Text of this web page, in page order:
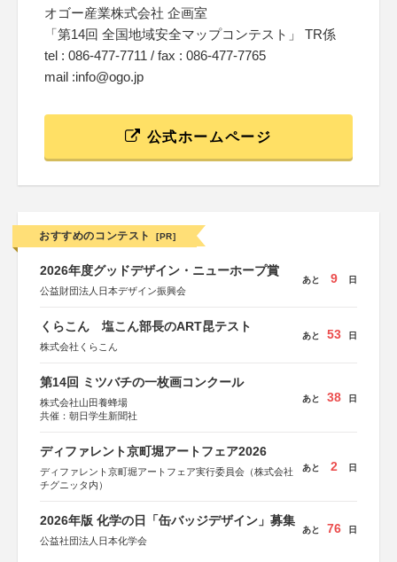
オゴー産業株式会社 企画室
「第14回 全国地域安全マップコンテスト」 TR係
tel : 086-477-7711 / fax : 086-477-7765
mail :info@ogo.jp
公式ホームページ
おすすめのコンテスト [PR]
2026年度グッドデザイン・ニューホープ賞
公益財団法人日本デザイン振興会
あと 9 日
くらこん 塩こん部長のART昆テスト
株式会社くらこん
あと 53 日
第14回 ミツバチの一枚画コンクール
株式会社山田養蜂場
共催：朝日学生新聞社
あと 38 日
ディファレント京町堀アートフェア2026
ディファレント京町堀アートフェア実行委員会（株式会社
チグニッタ内）
あと 2 日
2026年版 化学の日「缶バッジデザイン」募集
公益社団法人日本化学会
あと 76 日